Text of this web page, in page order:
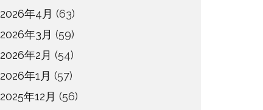
2026年4月 (63)
2026年3月 (59)
2026年2月 (54)
2026年1月 (57)
2025年12月 (56)